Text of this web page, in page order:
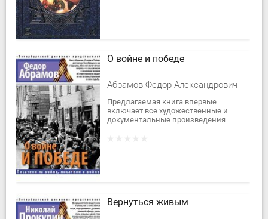
О войне и победе
Абрамов Федор Александрович
Предлагаемая книга впервые
включает все художественные и
документальные произведения
Вернуться живым